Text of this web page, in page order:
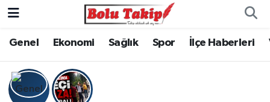
Genel Ekonomi Sağlık Spor İlçe Haberleri